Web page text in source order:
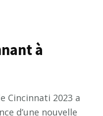
à
Cincinnati 2023 a
d’une nouvelle